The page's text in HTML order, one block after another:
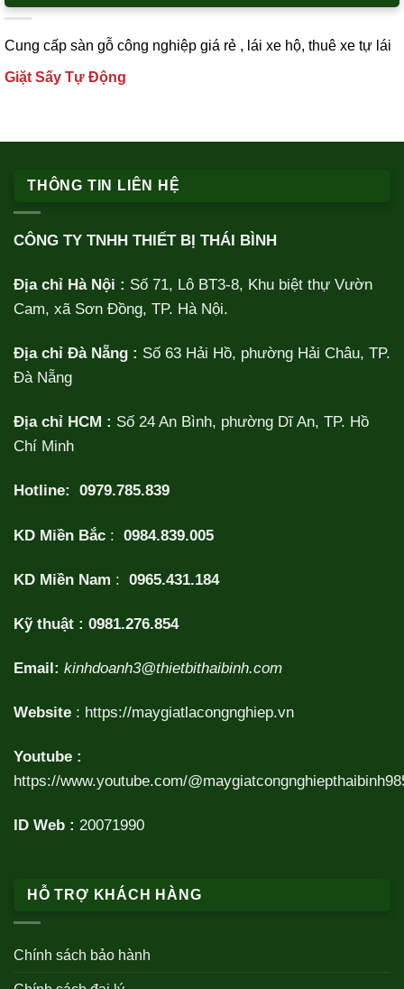
Cung cấp sàn gỗ công nghiệp giá rẻ , lái xe hộ, thuê xe tự lái
Giặt Sấy Tự Động
THÔNG TIN LIÊN HỆ
CÔNG TY TNHH THIẾT BỊ THÁI BÌNH
Địa chỉ Hà Nội : Số 71, Lô BT3-8, Khu biệt thự Vườn
Cam, xã Sơn Đồng, TP. Hà Nội.
Địa chỉ Đà Nẵng : Số 63 Hải Hồ, phường Hải Châu, TP.
Đà Nẵng
Địa chỉ HCM : Số 24 An Bình, phường Dĩ An, TP. Hồ
Chí Minh
Hotline: 0979.785.839
KD Miền Bắc : 0984.839.005
KD Miền Nam : 0965.431.184
Kỹ thuật : 0981.276.854
Email: kinhdoanh3@thietbithaibinh.com
Website : https://maygiatlacongnghiep.vn
Youtube :
https://www.youtube.com/
ID Web : 20071990
HỖ TRỢ KHÁCH HÀNG
Chính sách bảo hành